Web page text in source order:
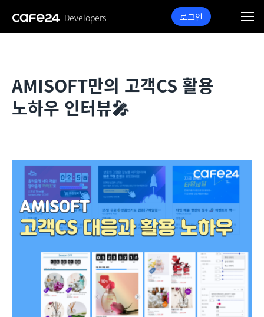
Developers 로그인
AMISOFT만의 고객CS 활용
노하우 인터뷰🎤